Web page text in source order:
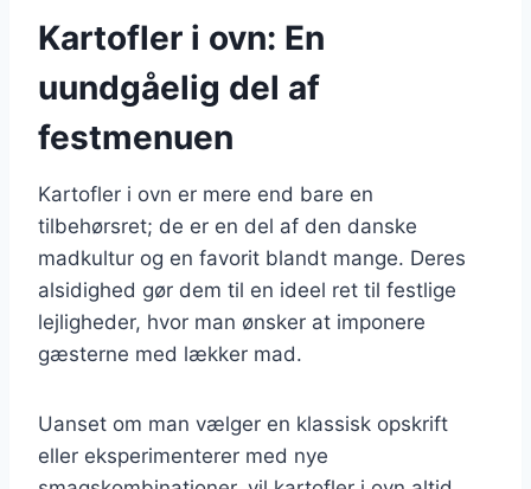
Kartofler i ovn: En
uundgåelig del af
festmenuen
Kartofler i ovn er mere end bare en
tilbehørsret; de er en del af den danske
madkultur og en favorit blandt mange. Deres
alsidighed gør dem til en ideel ret til festlige
lejligheder, hvor man ønsker at imponere
gæsterne med lækker mad.
Uanset om man vælger en klassisk opskrift
eller eksperimenterer med nye